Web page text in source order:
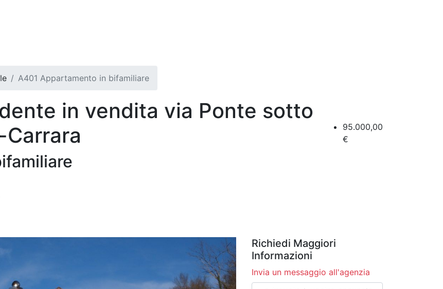
A401 Appartamento in bifamiliare
in vendita via Ponte sotto
95.000,00
€
Richiedi Maggiori
Informazioni
Invia un messaggio all'agenzia